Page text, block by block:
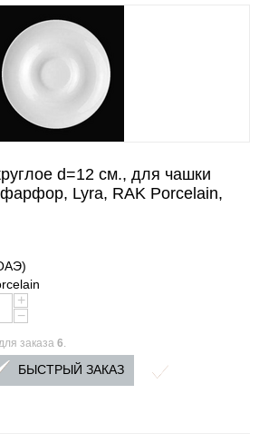
d=12 см., для чашки
Lyra, RAK Porcelain,
+
−
заказа 6.
БЫСТРЫЙ ЗАКАЗ